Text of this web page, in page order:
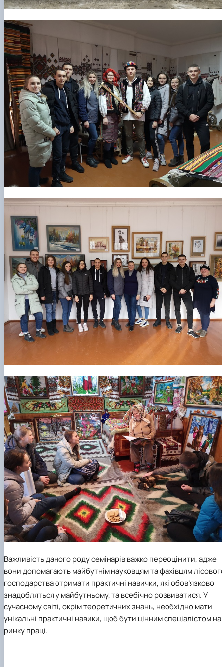
Важливість даного роду семінарів важко переоцінити, адже
вони допомагають майбутнім науковцям та фахівцям
господарства отримати практичні навички, які обов’язково
знадобляться у майбутньому, та всебічно розвиватися. У
сучасному світі, окрім теоретичних знань, необхідно мати
унікальні практичні навики, щоб бути цінним спеціалістом на
ринку праці.